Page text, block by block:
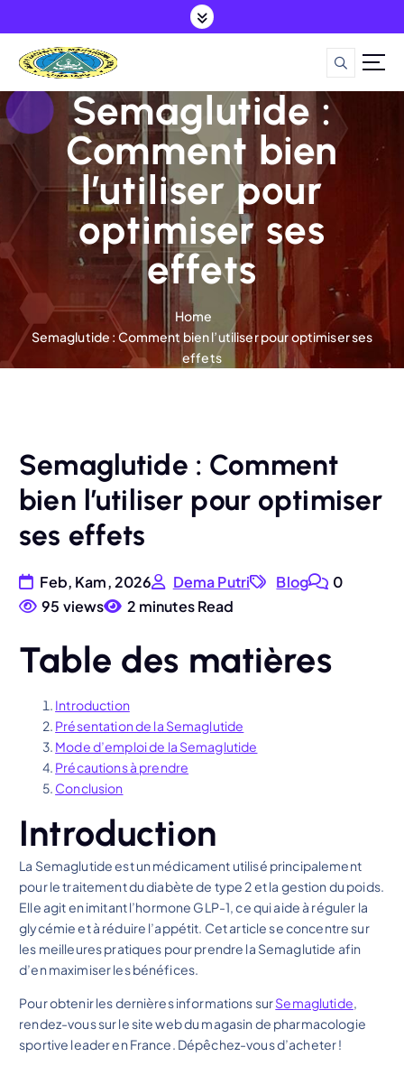
k
t
o
t
Semaglutide :
Comment bien
l’utiliser pour
optimiser ses
effets
Home
Semaglutide : Comment bien l’utiliser pour optimiser ses
effets
Semaglutide : Comment
bien l’utiliser pour optimiser
ses effets
Feb, Kam, 2026 Dema Putri Blog
0
95 views
2 minutes Read
Table des matières
Introduction
Présentation de la Semaglutide
Mode d’emploi de la Semaglutide
Précautions à prendre
Conclusion
Introduction
La Semaglutide est un médicament utilisé principalement
pour le traitement du diabète de type 2 et la gestion du poids.
Elle agit en imitant l’hormone GLP-1, ce qui aide à réguler la
glycémie et à réduire l’appétit. Cet article se concentre sur
les meilleures pratiques pour prendre la Semaglutide afin
d’en maximiser les bénéfices.
Pour obtenir les dernières informations surSemaglutide,
rendez-vous sur le site web du magasin de pharmacologie
sportive leader en France. Dépêchez-vous d’acheter !